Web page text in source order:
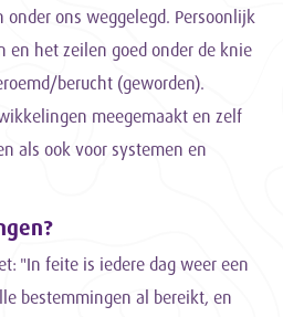
ons weggelegd. Persoonlijk
en het zeilen goed onder de knie
berucht (geworden).
meegemaakt en zelf
als ook voor systemen en
"In feite is iedere dag weer een
bestemmingen al bereikt, en